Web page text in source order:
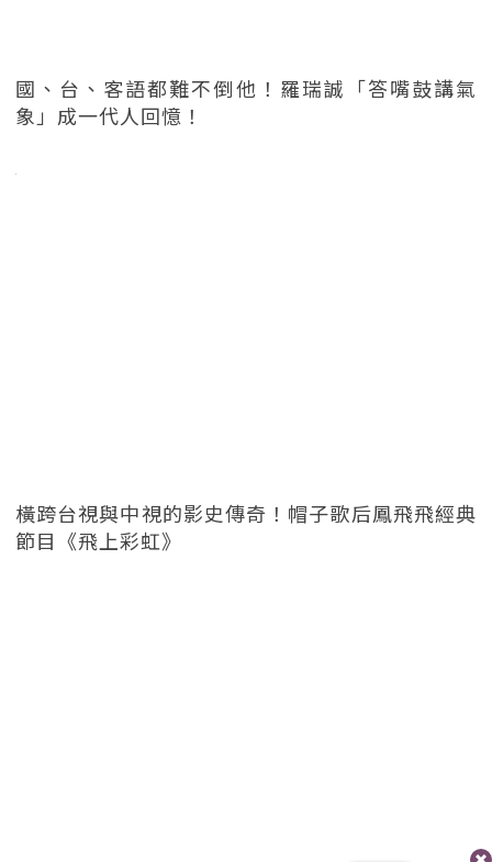
國、台、客語都難不倒他！羅瑞誠「答嘴鼓講氣
象」成一代人回憶！
橫跨台視與中視的影史傳奇！帽子歌后鳳飛飛經典
節目《飛上彩虹》